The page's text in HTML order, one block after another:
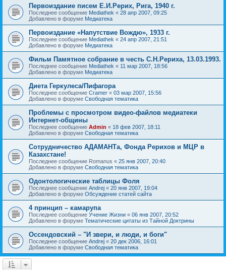
Первоиздание писем Е.И.Рерих, Рига, 1940 г.
Последнее сообщение Mediathek « 28 апр 2007, 09:25
Добавлено в форуме Медиатека
Первоиздание «Напутствие Вождю», 1933 г.
Последнее сообщение Mediathek « 24 апр 2007, 21:51
Добавлено в форуме Медиатека
Фильм Памятное собрание в честь С.Н.Рериха, 13.03.1993.
Последнее сообщение Mediathek « 11 мар 2007, 18:56
Добавлено в форуме Медиатека
Диета Геркулеса/Пифагора
Последнее сообщение Cramer « 03 мар 2007, 15:56
Добавлено в форуме Свободная тематика
Проблемы с просмотром видео-файлов медиатеки
Интернет-общины
Последнее сообщение Admin « 18 фев 2007, 18:11
Добавлено в форуме Свободная тематика
Сотрудничество АДАМАНТа, Фонда Рерихов и МЦР в
Казахстане!
Последнее сообщение Romanus « 25 янв 2007, 20:40
Добавлено в форуме Свободная тематика
Одонтологические таблицы Фоля
Последнее сообщение Andrej « 20 янв 2007, 19:04
Добавлено в форуме Обсуждение статей сайта
4 принцип – камарупа
Последнее сообщение Учение Жизни « 06 янв 2007, 20:52
Добавлено в форуме Тематические цитаты из Тайной Доктрины
Оссендовский – "И звери, и люди, и боги"
Последнее сообщение Andrej « 20 дек 2006, 16:01
Добавлено в форуме Свободная тематика